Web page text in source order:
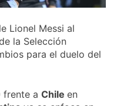
Lionel Messi al
la Selección
para el duelo del
frente a Chile en